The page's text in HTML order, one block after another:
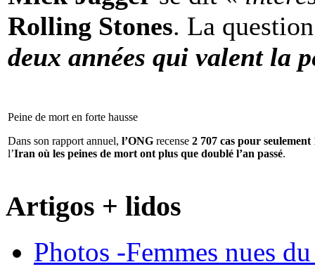
Rolling Stones. La
deux années qui valent la
Peine de mort en forte hausse
Dans son rapport annuel, l’ONG recense 2 707 cas pour seulement
l’Iran où les peines de mort ont plus que doublé l’an passé.
Artigos + lidos
Photos -Femmes nues